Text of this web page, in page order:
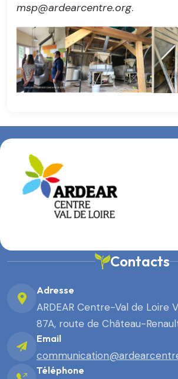
msp@ardearcentre.org.
Contacts
Adresse
ARDEAR Centre-Val de Loire
87A, route de Château-
Email
Téléphone